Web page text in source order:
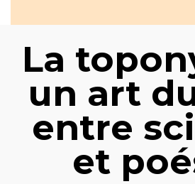
La
un art
entre
et